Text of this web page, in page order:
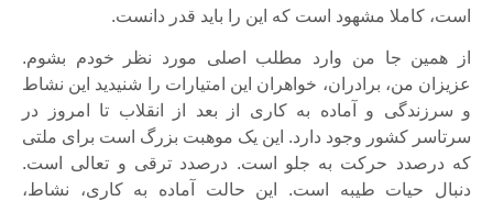
است، کاملا مشهود است که این را باید قدر دانست.
از همین جا من وارد مطلب اصلی مورد نظر خودم بشوم.
عزیزان من، برادران، خواهران این امتیارات را شنیدید این نشاط
و سرزندگی و آماده به کاری از بعد از انقلاب تا امروز در
سرتاسر کشور وجود دارد. این یک موهبت بزرگ است برای ملتی
که درصدد حرکت به جلو است. درصدد ترقی و تعالی است.
دنبال حیات طیبه است. این حالت آماده به کاری، نشاط،